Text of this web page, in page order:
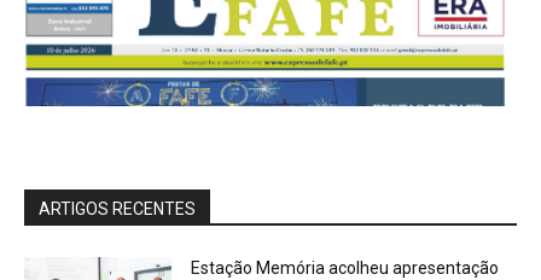
ARTIGOS RECENTES
Estação Memória acolheu apresentação